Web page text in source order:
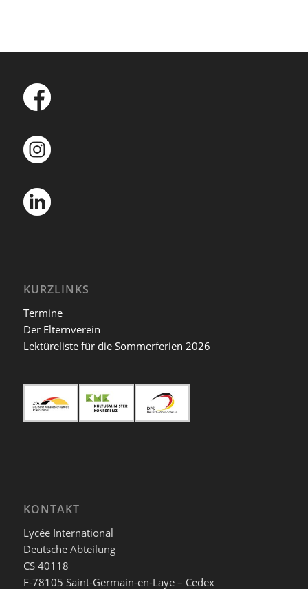
KURZLINKS
Termine
Der Elternverein
Lektüreliste für die Sommerferien 2026
KONTAKT
Lycée International
Deutsche Abteilung
CS 40118
F-78105 Saint-Germain-en-Laye – Cedex